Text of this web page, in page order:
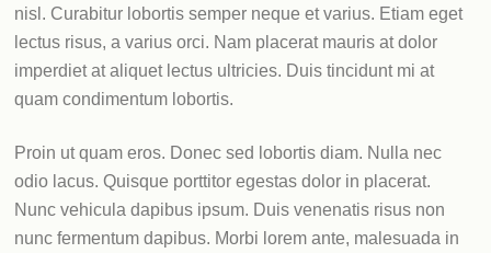
nisl. Curabitur lobortis semper neque et varius. Etiam eget
lectus risus, a varius orci. Nam placerat mauris at dolor
imperdiet at aliquet lectus ultricies. Duis tincidunt mi at
quam condimentum lobortis.
Proin ut quam eros. Donec sed lobortis diam. Nulla nec
odio lacus. Quisque porttitor egestas dolor in placerat.
Nunc vehicula dapibus ipsum. Duis venenatis risus non
nunc fermentum dapibus. Morbi lorem ante, malesuada in